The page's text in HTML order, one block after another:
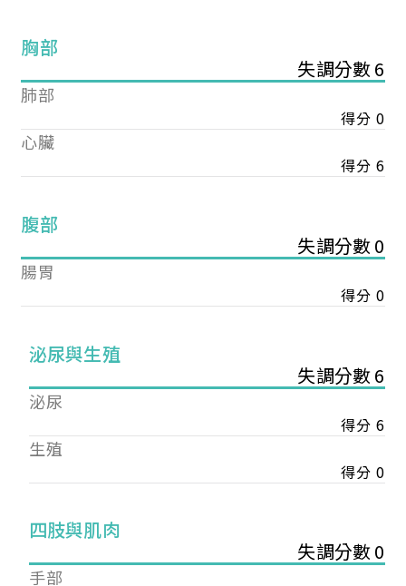
胸部
失調分數 6
肺部
得分 0
心臟
得分 6
腹部
失調分數 0
腸胃
得分 0
泌尿與生殖
失調分數 6
泌尿
得分 6
生殖
得分 0
四肢與肌肉
失調分數 0
手部
您已成功送出會員申請
您好，您的會員申請，已成功送出，經本協會理事